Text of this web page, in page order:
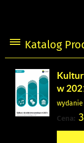
Katalog
w
Cena: